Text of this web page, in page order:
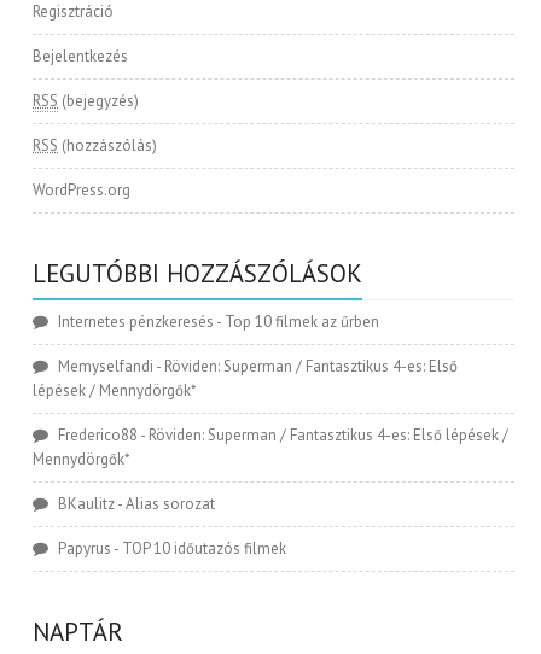
Regisztráció
Bejelentkezés
RSS (bejegyzés)
RSS (hozzászólás)
WordPress.org
LEGUTÓBBI HOZZÁSZÓLÁSOK
Internetes pénzkeresés - Top 10 filmek az űrben
Memyselfandi - Röviden: Superman / Fantasztikus 4-es: Első
lépések / Mennydörgők*
Frederico88 - Röviden: Superman / Fantasztikus 4-es: Első lépések /
Mennydörgők*
BKaulitz-Alias sorozat
Papyrus - TOP 10 időutazós filmek
NAPTÁR